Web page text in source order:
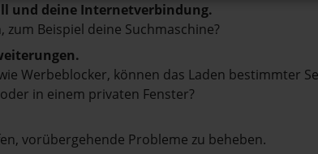
und deine Internetverbindung.
zum Beispiel deine Suchmaschine?
Werbeblocker, können das Laden bestimmter
in einem privaten Fenster?
vorübergehende Probleme zu beheben.